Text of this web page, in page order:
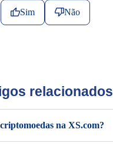
Sim Não
relacionados
na XS.com?